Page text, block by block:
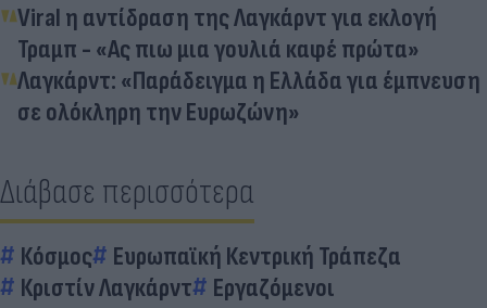
Viral η αντίδραση της Λαγκάρντ για εκλογή
Τραμπ - «Ας πιω μια γουλιά καφέ πρώτα»
Λαγκάρντ: «Παράδειγμα η Ελλάδα για έμπνευση
σε ολόκληρη την Ευρωζώνη»
Διάβασε περισσότερα
Κόσμος
Ευρωπαϊκή Κεντρική Τράπεζα
Κριστίν Λαγκάρντ
Εργαζόμενοι